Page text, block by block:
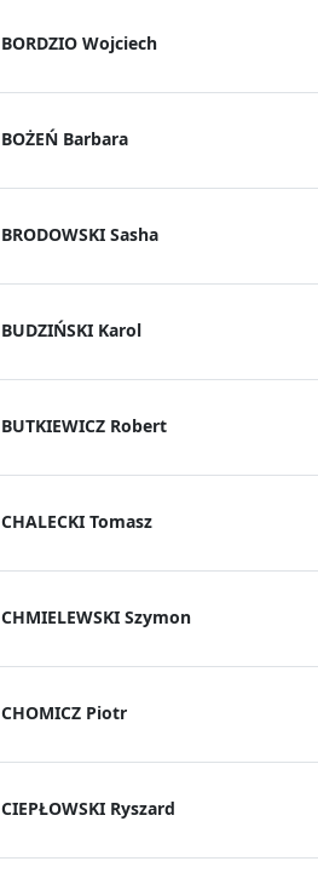
BORDZIO Wojciech
BOŻEŃ Barbara
BRODOWSKI Sasha
BUDZIŃSKI Karol
BUTKIEWICZ Robert
CHALECKI Tomasz
CHMIELEWSKI Szymon
CHOMICZ Piotr
CIEPŁOWSKI Ryszard